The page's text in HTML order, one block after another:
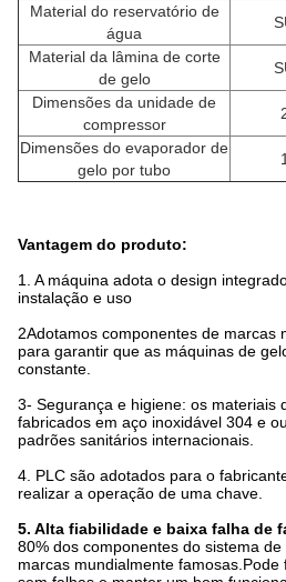
Material do reservatório de
água
Material da lâmina de corte
de gelo
Dimensões da unidade de
compressor
Dimensões do evaporador de
gelo por tubo
Vantagem do produto:
1. A máquina adota o design
instalação e uso
2Adotamos componentes de marcas
para garantir que as máquinas de
constante.
3- Segurança e higiene: os materiais
fabricados em aço inoxidável 304 e
padrões sanitários internacionais.
4. PLC são adotados para o
realizar a operação de uma chave.
5. Alta fiabilidade e baixa falha de
80% dos componentes do sistema
marcas mundialmente